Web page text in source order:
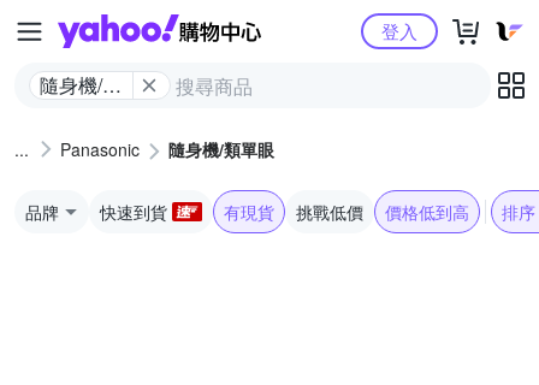
Yahoo購物中心
隨身機/類
登入
Panasonic 隨身機/類單眼
品牌 快速到貨 有現貨 挑戰低價 價格低到高 排序